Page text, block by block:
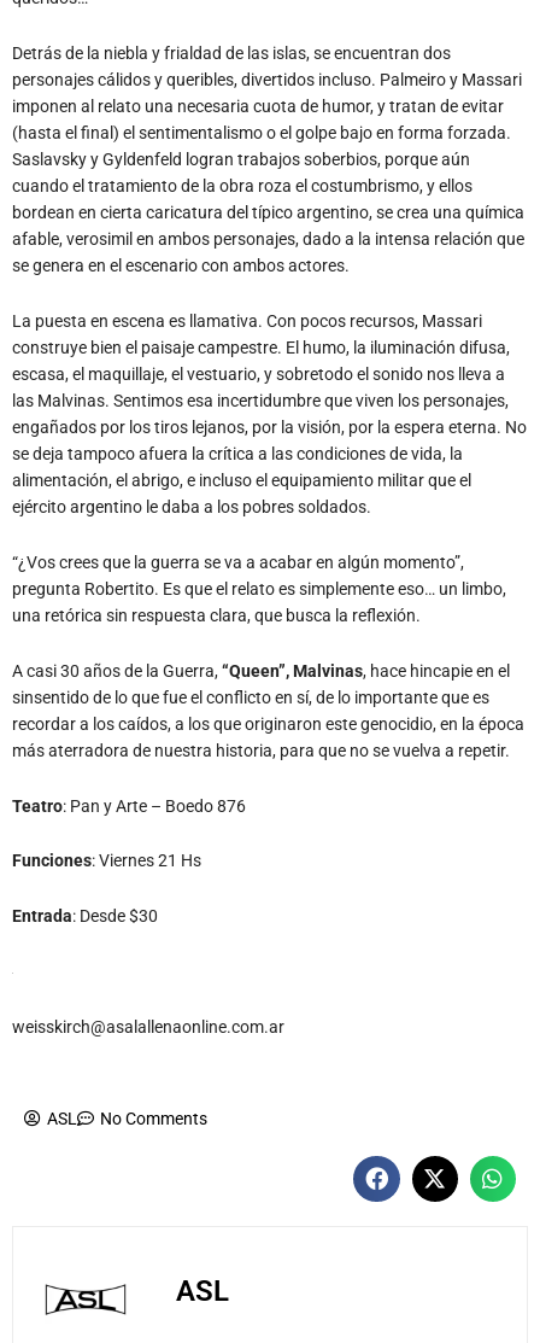
Detrás de la niebla y frialdad de las islas, se encuentran dos
personajes cálidos y queribles, divertidos incluso. Palmeiro y Massari
imponen al relato una necesaria cuota de humor, y tratan de evitar
(hasta el final) el sentimentalismo o el golpe bajo en forma forzada.
Saslavsky y Gyldenfeld logran trabajos soberbios, porque aún
cuando el tratamiento de la obra roza el costumbrismo, y ellos
bordean en cierta caricatura del típico argentino, se crea una química
afable, verosimil en ambos personajes, dado a la intensa relación que
se genera en el escenario con ambos actores.
La puesta en escena es llamativa. Con pocos recursos, Massari
construye bien el paisaje campestre. El humo, la iluminación difusa,
escasa, el maquillaje, el vestuario, y sobretodo el sonido nos lleva a
las Malvinas. Sentimos esa incertidumbre que viven los personajes,
engañados por los tiros lejanos, por la visión, por la espera eterna. No
se deja tampoco afuera la crítica a las condiciones de vida, la
alimentación, el abrigo, e incluso el equipamiento militar que el
ejército argentino le daba a los pobres soldados.
“¿Vos crees que la guerra se va a acabar en algún momento”,
pregunta Robertito. Es que el relato es simplemente eso… un limbo,
una retórica sin respuesta clara, que busca la reflexión.
A casi 30 años de la Guerra,“Queen”, Malvinas, hace hincapie en el
sinsentido de lo que fue el conflicto en sí, de lo importante que es
recordar a los caídos, a los que originaron este genocidio, en la época
más aterradora de nuestra historia, para que no se vuelva a repetir.
Teatro: Pan y Arte – Boedo 876
Funciones: Viernes 21 Hs
Entrada: Desde $30
weisskirch@asalallenaonline.com.ar
ASL No Comments
ASL